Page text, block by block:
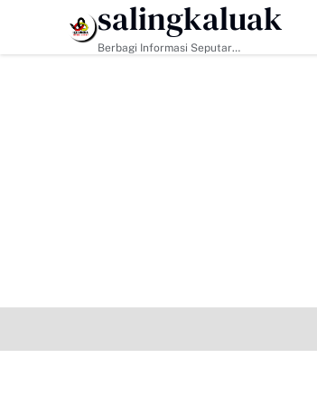
HEADLINE
salingkaluak
Berbagi Informasi Seputar